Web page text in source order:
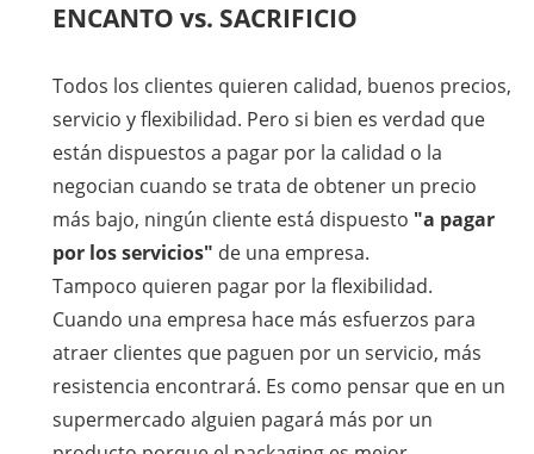
ENCANTO vs. SACRIFICIO
Todos los clientes quieren calidad, buenos precios,
servicio y flexibilidad. Pero si bien es verdad que
están dispuestos a pagar por la calidad o la
negocian cuando se trata de obtener un precio
más bajo, ningún cliente está dispuesto "a pagar
por los servicios" de una empresa.
Tampoco quieren pagar por la flexibilidad.
Cuando una empresa hace más esfuerzos para
atraer clientes que paguen por un servicio, más
resistencia encontrará. Es como pensar que en un
supermercado alguien pagará más por un